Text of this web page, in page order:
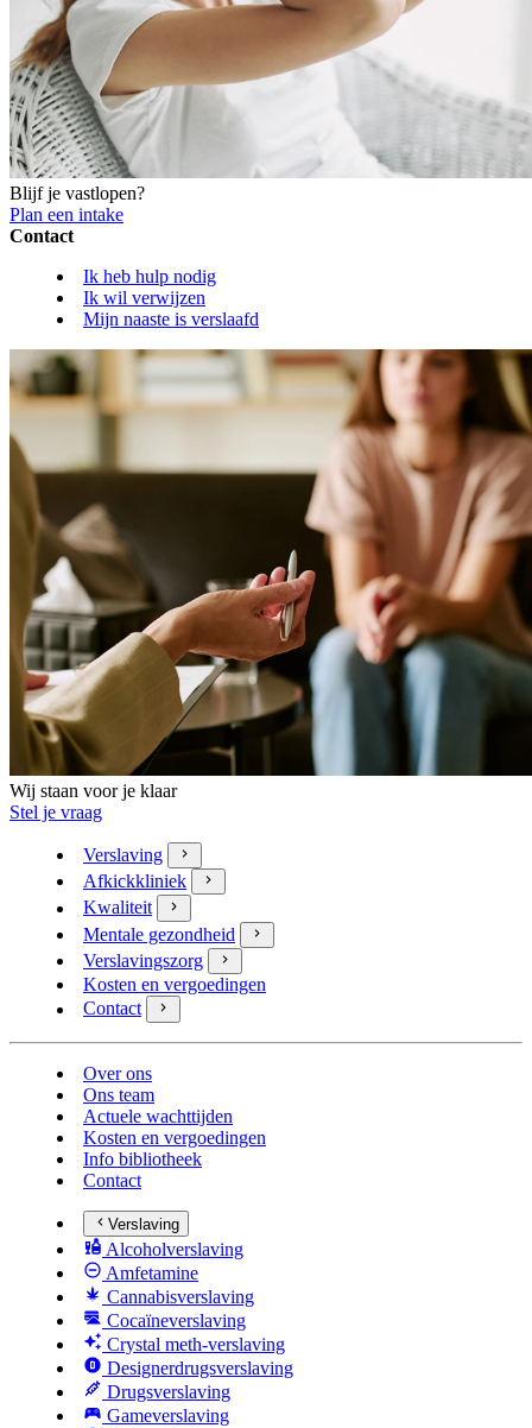
Blijf je vastlopen?
Plan een intake
Contact
Ik heb hulp nodig
Ik wil verwijzen
Mijn naaste is verslaafd
Wij staan voor je klaar
Stel je vraag
Verslaving
Afkickkliniek
Kwaliteit
Mentale gezondheid
Verslavingszorg
Kosten en vergoedingen
Contact
Over ons
Ons team
Actuele wachttijden
Kosten en vergoedingen
Info bibliotheek
Contact
Verslaving
Alcoholverslaving
Amfetamine
Cannabisverslaving
Cocaïneverslaving
Crystal meth-verslaving
Designerdrugsverslaving
Drugsverslaving
Gameverslaving